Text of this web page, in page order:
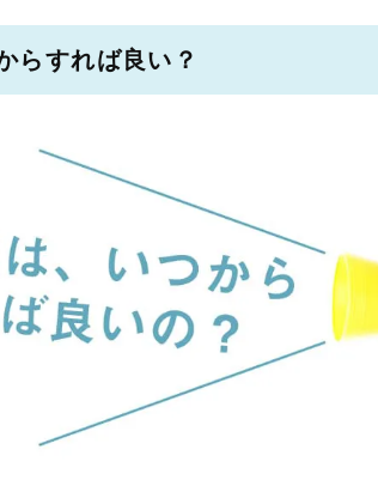
らすれば良い？